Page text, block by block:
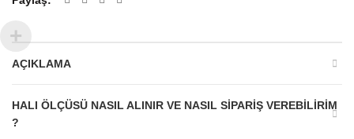
AÇIKLAMA
HALI ÖLÇÜSÜ NASIL ALINIR VE NASIL SIPARIŞ VEREBILIRIM
?